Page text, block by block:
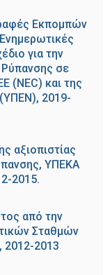
Εκπομπών
για την
σε
(NEC) και της
2019-
αξιοπιστίας
ΥΠΕΚΑ
2015.
από την
Σταθμών
2012-2013